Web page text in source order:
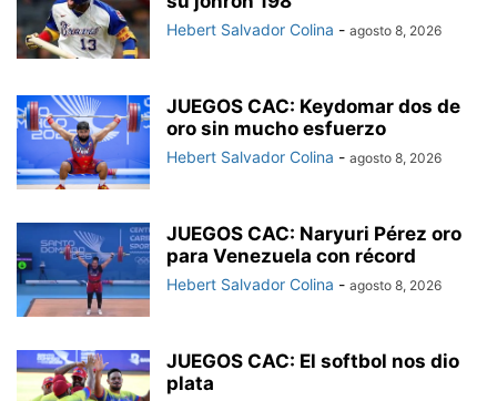
Hebert Salvador Colina - agosto 8, 2026
JUEGOS CAC: Keydomar dos de
oro sin mucho esfuerzo
Hebert Salvador Colina - agosto 8, 2026
JUEGOS CAC: Naryuri Pérez oro
para Venezuela con récord
Hebert Salvador Colina - agosto 8, 2026
JUEGOS CAC: El softbol nos dio
plata